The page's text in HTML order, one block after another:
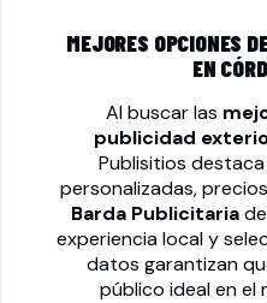
MEJORES OPCIONES
EN
Al buscar las
publicidad
Publisitios
personalizadas,
Barda Publicitaria
experiencia local y
datos garantizan
público ideal en